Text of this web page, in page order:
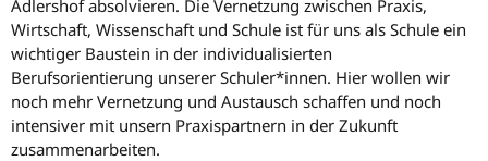
Adlershof absolvieren. Die Vernetzung zwischen Praxis,
Wirtschaft, Wissenschaft und Schule ist für uns als Schule ein
wichtiger Baustein in der individualisierten
Berufsorientierung unserer Schuler*innen. Hier wollen wir
noch mehr Vernetzung und Austausch schaffen und noch
intensiver mit unsern Praxispartnern in der Zukunft
zusammenarbeiten.